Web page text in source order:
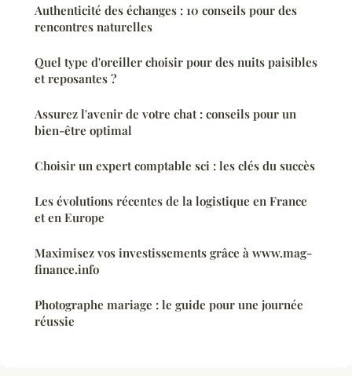
Authenticité des échanges : 10 conseils pour des
rencontres naturelles
Quel type d'oreiller choisir pour des nuits paisibles
et reposantes ?
Assurez l'avenir de votre chat : conseils pour un
bien-être optimal
Choisir un expert comptable sci : les clés du succès
Les évolutions récentes de la logistique en France
et en Europe
Maximisez vos investissements grâce à www.mag-
finance.info
Photographe mariage : le guide pour une journée
réussie